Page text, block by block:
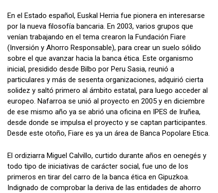
En el Estado español, Euskal Herria fue pionera en interesarse
por la nueva filosofía bancaria. En 2003, varios grupos que
venían trabajando en el tema crearon la Fundación Fiare
(Inversión y Ahorro Responsable), para crear un suelo sólido
sobre el que avanzar hacia la banca ética. Este organismo
inicial, presidido desde Bilbo por Peru Sasia, reunió a
particulares y más de sesenta organizaciones, adquirió cierta
solidez y saltó primero al ámbito estatal, para luego acceder al
europeo. Nafarroa se unió al proyecto en 2005 y en diciembre
de ese mismo año ya se abrió una oficina en IPES de Iruñea,
desde donde se impulsa el proyecto y se captan participantes.
Desde este otoño, Fiare es ya un área de Banca Popolare Etica.
El ordiziarra Miguel Calvillo, curtido durante años en oenegés y
todo tipo de iniciativas de carácter social, fue uno de los
primeros en tirar del carro de la banca ética en Gipuzkoa.
Indignado de comprobar la deriva de las entidades de ahorro